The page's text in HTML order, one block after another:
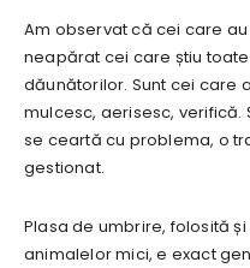
Am observat că cei care
neapărat cei care știu
dăunătorilor. Sunt cei care
mulcesc, aerisesc, verifică.
se ceartă cu problema, o
gestionat.
Plasa de umbrire, folosită
animalelor mici, e exact